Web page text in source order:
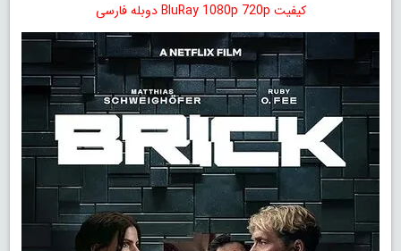
کیفیت BluRay 1080p 720p دوبله فارسی